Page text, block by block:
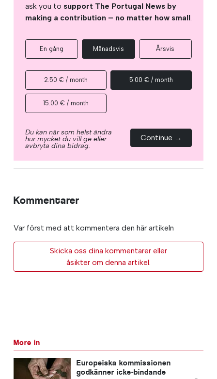
ask you to support The Portugal News by
making a contribution – no matter how small.
En gång Månadsvis Årsvis
2.50 € / month 5.00 € / month
15.00 € / month
Du kan när som helst ändra
hur mycket du vill ge eller
avbryta dina bidrag.
Continue →
Kommentarer
Var först med att kommentera den här artikeln
Skicka oss dina kommentarer eller
åsikter om denna artikel.
More in
Europeiska kommissionen
godkänner icke-bindande